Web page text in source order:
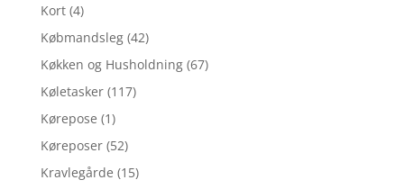
Kort (4)
Købmandsleg (42)
Køkken og Husholdning (67)
Køletasker (117)
Kørepose (1)
Køreposer (52)
Kravlegårde (15)